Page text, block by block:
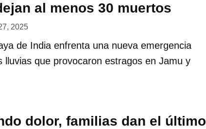
al menos 30 muertos
2025
de India enfrenta una nueva emergencia
lluvias que provocaron estragos en Jamu y
dolor, familias dan el último